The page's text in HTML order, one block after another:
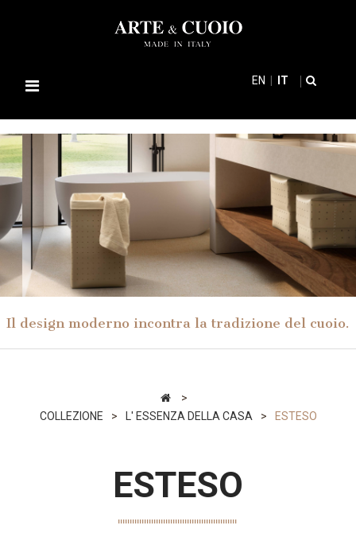
Navigazione
EN IT
Il design moderno incontra la tradizione del cuoio.
>
COLLEZIONE
> L' ESSENZA DELLA CASA > ESTESO
ESTESO